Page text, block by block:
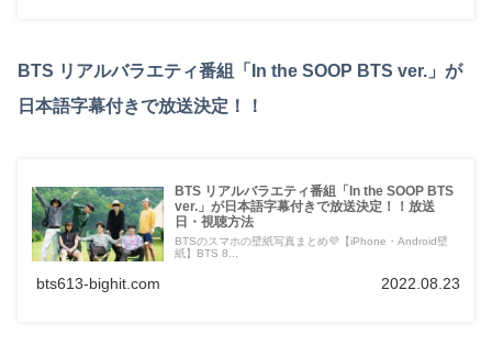
BTS リアルバラエティ番組「In the SOOP BTS ver.」が
日本語字幕付きで放送決定！！
BTS リアルバラエティ番組「In the SOOP BTS
ver.」が日本語字幕付きで放送決定！！放送
日・視聴方法
BTSのスマホの壁紙写真まとめ💜【iPhone・Android壁
紙】BTS 8...
bts613-bighit.com 2022.08.23